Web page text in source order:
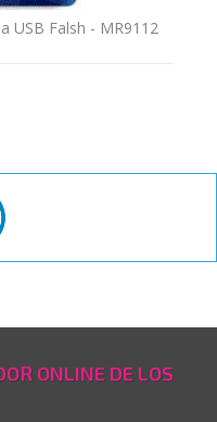
USB Falsh - MR9112
ONLINE DE LOS